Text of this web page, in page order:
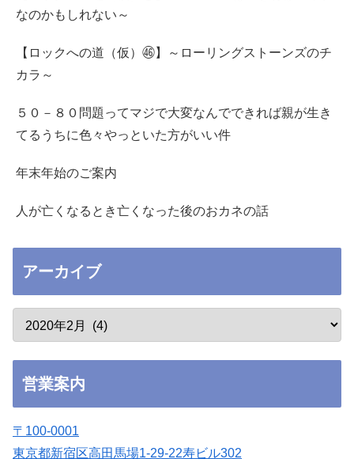
なのかもしれない～
【ロックへの道（仮）㊻】～ローリングストーンズのチ
カラ～
５０－８０問題ってマジで大変なんでできれば親が生き
てるうちに色々やっといた方がいい件
年末年始のご案内
人が亡くなるとき亡くなった後のおカネの話
アーカイブ
営業案内
〒100-0001
東京都新宿区高田馬場1-29-22寿ビル302